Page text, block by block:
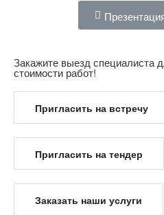
Закажите выезд специалиста
стоимости работ!
Пригласить на встречу
Пригласить на тендер
Заказать наши услуги